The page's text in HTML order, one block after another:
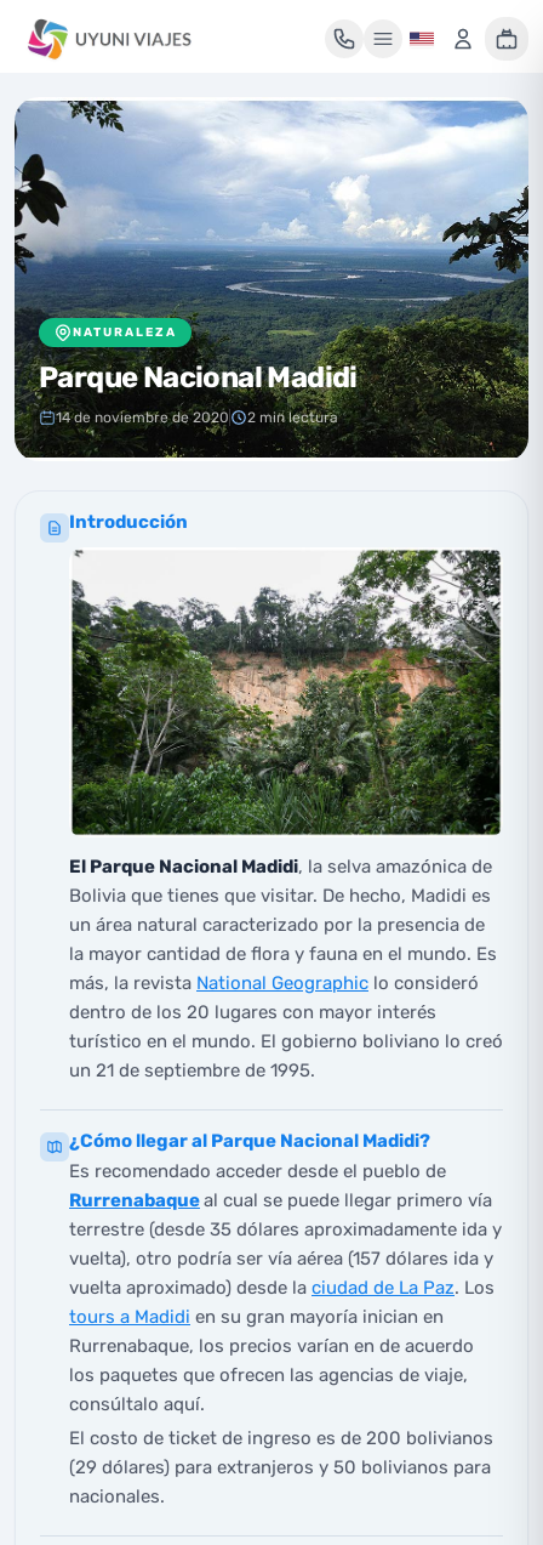
Mi maleta de viaje
Tu maleta está vacía
Encuentra un tour y pulsa «Reservar» para añadirlo aquí.
NATURALEZA
Parque Nacional Madidi
14 de noviembre de 2020 2 min lectura
Introducción
El Parque Nacional Madidi, la selva amazónica de
Bolivia que tienes que visitar. De hecho, Madidi es
un área natural caracterizado por la presencia de
la mayor cantidad de flora y fauna en el mundo. Es
más, la revista National Geographic lo consideró
dentro de los 20 lugares con mayor interés
turístico en el mundo. El gobierno boliviano lo creó
un 21 de septiembre de 1995.
¿Cómo llegar al Parque Nacional Madidi?
Es recomendado acceder desde el pueblo de
Rurrenabaqueal cual se puede llegar primero vía
terrestre (desde 35 dólares aproximadamente ida y
vuelta), otro podría ser vía aérea (157 dólares ida y
vuelta aproximado) desde la ciudad de La Paz. Los
tours a Madidi en su gran mayoría inician en
Rurrenabaque, los precios varían en de acuerdo
los paquetes que ofrecen las agencias de viaje,
consúltalo aquí.
El costo de ticket de ingreso es de 200 bolivianos
(29 dólares) para extranjeros y 50 bolivianos para
nacionales.